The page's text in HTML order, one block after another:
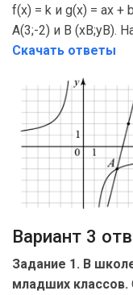
f(x) = k и g(x) = ax +
A(3;-2) и B (xB;yB).
Скачать ответы
Вариант 3
Задание 1. В
младших классов.